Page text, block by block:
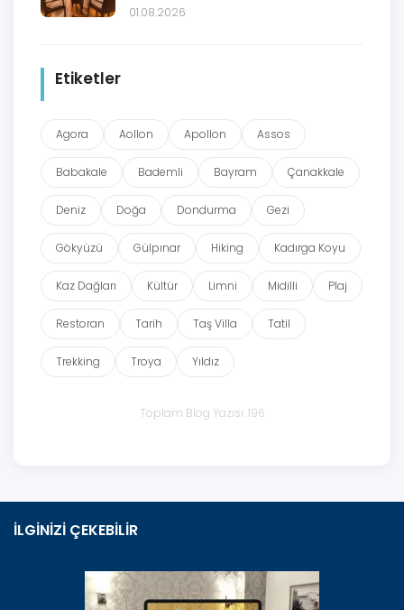
01.08.2026
Etiketler
Agora Aollon Apollon Assos
Babakale Bademli Bayram Çanakkale
Deniz Doğa Dondurma Gezi
Gökyüzü Gülpınar Hiking Kadırga Koyu
Kaz Dağları Kültür Limni Midilli Plaj
Restoran Tarih Taş Villa Tatil
Trekking Troya Yıldız
Toplam Blog Yazısı: 196
İLGİNİZİ ÇEKEBİLİR